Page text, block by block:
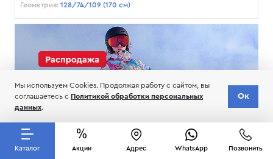
Геометрия: 128/74/109 (170 см)
Каталог Акции Адрес WhatsApp Позвонить
Мы используем Cookies. Продолжая работу с сайтом, вы
соглашаетесь с Политикой обработки персональных
данных.
Ок